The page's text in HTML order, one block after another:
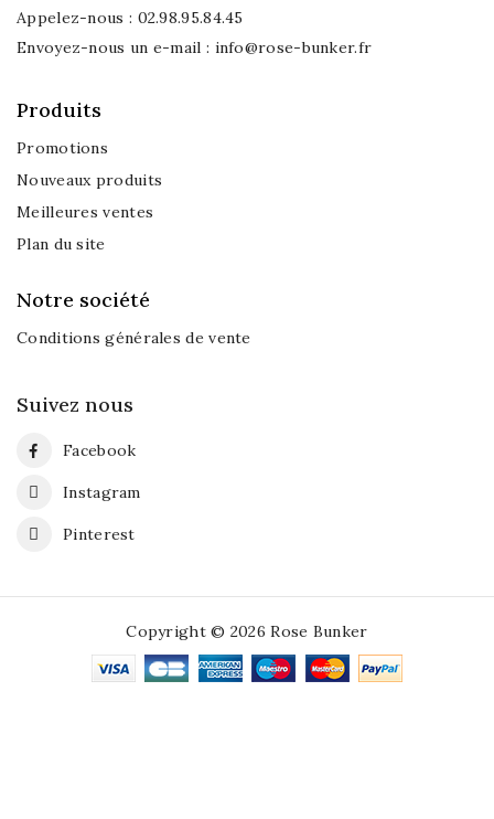
Appelez-nous : 02.98.95.84.45
Envoyez-nous un e-mail : info@rose-bunker.fr
Produits
Promotions
Nouveaux produits
Meilleures ventes
Plan du site
Notre société
Conditions générales de vente
Suivez nous
Facebook
Instagram
Pinterest
Copyright © 2026 Rose Bunker